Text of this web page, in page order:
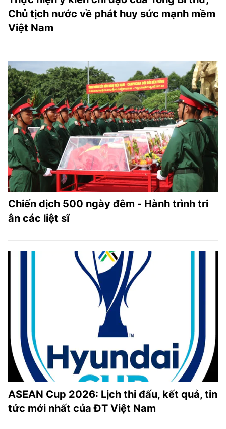
Chủ tịch nước về phát huy sức mạnh mềm
Việt Nam
Chiến dịch 500 ngày đêm - Hành trình tri
ân các liệt sĩ
ASEAN Cup 2026: Lịch thi đấu, kết quả, tin
tức mới nhất của ĐT Việt Nam